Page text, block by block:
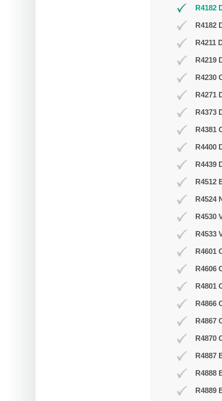
R4182
R4182
R4211
R4219
R4230
R4271
R4373
R4381
R4400
R4439
R4512
R4524
R4530
R4533
R4601
R4606
R4801
R4866
R4867
R4870
R4887
R4888
R4889